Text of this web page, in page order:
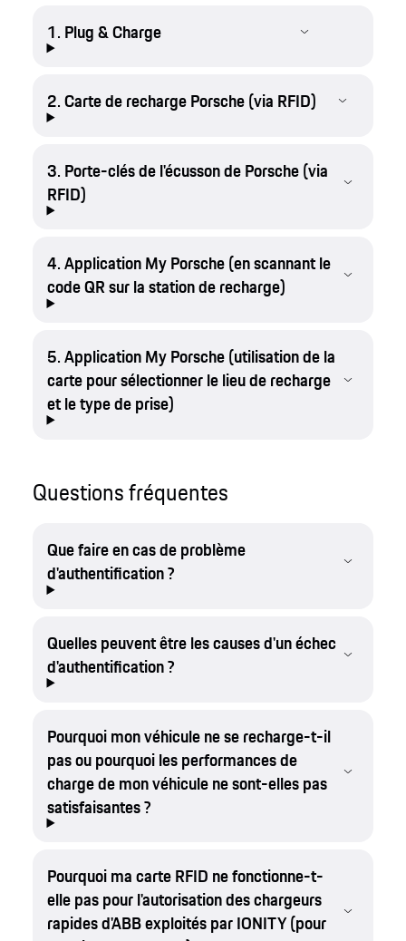
1. Plug & Charge
2. Carte de recharge Porsche (via RFID)
3. Porte-clés de l'écusson de Porsche (via
RFID)
4. Application My Porsche (en scannant le
code QR sur la station de recharge)
5. Application My Porsche (utilisation de la
carte pour sélectionner le lieu de recharge
et le type de prise)
Questions fréquentes
Que faire en cas de problème
d'authentification ?
Quelles peuvent être les causes d'un échec
d'authentification ?
Pourquoi mon véhicule ne se recharge-t-il
pas ou pourquoi les performances de
charge de mon véhicule ne sont-elles pas
satisfaisantes ?
Pourquoi ma carte RFID ne fonctionne-t-
elle pas pour l'autorisation des chargeurs
rapides d'ABB exploités par IONITY (pour